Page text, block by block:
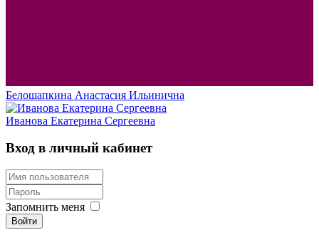
Белошапкина Анастасия Ильинична
Иванова Екатерина Сергеевна
Вход в личный кабинет
Запомнить меня
Войти